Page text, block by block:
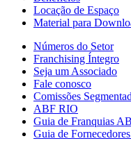
Locação de Espaço
Material para
Números do Setor
Franchising Íntegro
Seja um Associado
Fale conosco
Comissões
ABF RIO
Guia de Franquias
Guia de